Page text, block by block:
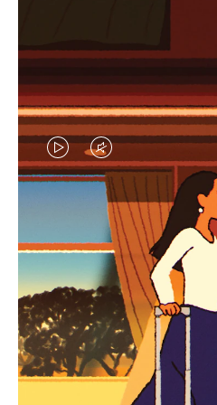
视
频
暂
停，
请
按
下
视
频
已
静
音，
请
点
击
臻礼指
寻觅心仪的出
享缤